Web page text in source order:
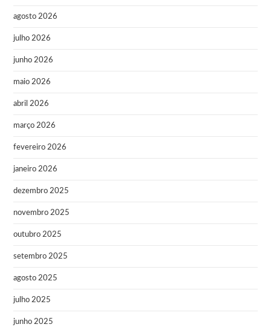
agosto 2026
julho 2026
junho 2026
maio 2026
abril 2026
março 2026
fevereiro 2026
janeiro 2026
dezembro 2025
novembro 2025
outubro 2025
setembro 2025
agosto 2025
julho 2025
junho 2025